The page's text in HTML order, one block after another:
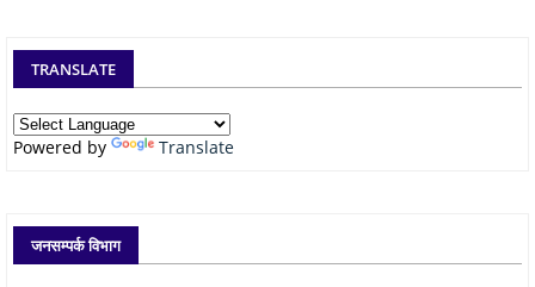
TRANSLATE
Powered by Translate
जनसम्पर्क विभाग